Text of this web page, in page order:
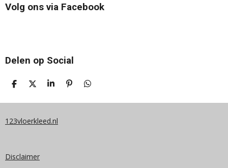
Volg ons via Facebook
Delen op Social
D
L
N
D
E
S
A
E
P
N
D
L
123vloerkleed.nl
Disclaimer